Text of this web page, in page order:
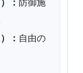
： 自由の